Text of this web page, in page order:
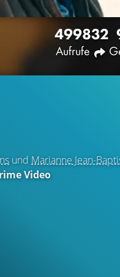
4998
Aufrufe
32
und Marianne Jean-
Video